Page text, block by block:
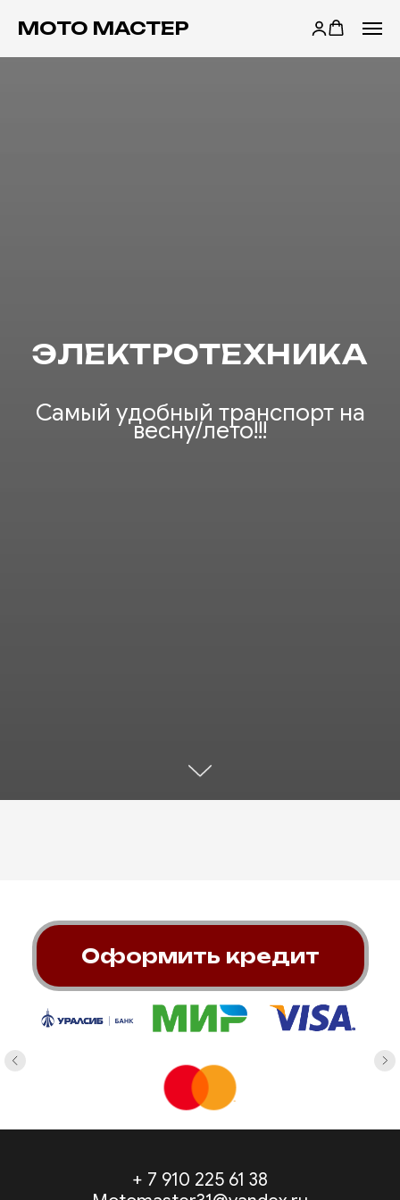
МОТО МАСТЕР
МОТО МАСТЕР
ЭЛЕКТРОТЕХНИКА
Самый удобный транспорт на
весну/лето!!!
Оформить кредит
+ 7 910 225 61 38